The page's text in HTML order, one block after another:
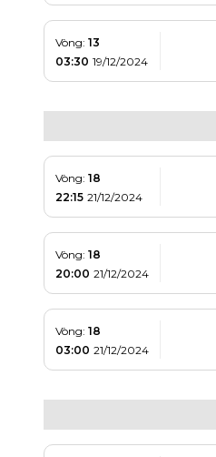
Vòng: 13
03:30 19/12/2024
Vòng: 18
22:15 21/12/2024
Vòng: 18
20:00 21/12/2024
Vòng: 18
03:00 21/12/2024